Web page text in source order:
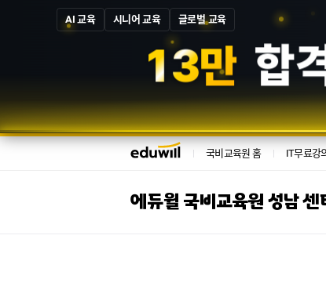
AI 교육 시니어 교육 글로벌 교육
13만 합
국비교육원 홈 IT무료강
에듀윌 국비교육원 성남 센